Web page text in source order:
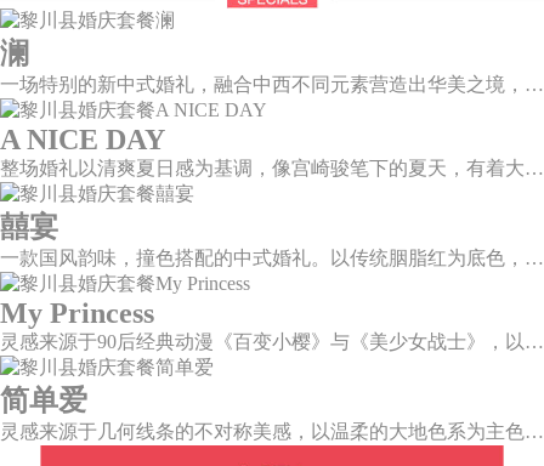
澜
一场特别的新中式婚礼，融合中西不同元素营造出华美之境，有庄严浪漫的西式证婚，也有含蓄深情的中式感恩，从古典到现代，从前世到今生，爱，隽永铭刻。
A NICE DAY
整场婚礼以清爽夏日感为基调，像宫崎骏笔下的夏天，有着大朵大朵像棉花糖似的白云，有蔚蓝蔚蓝的天空和青绿青绿的草地，有着童话世界里干净纯洁的美好，有着日系画风下的治愈感。
囍宴
一款国风韵味，撞色搭配的中式婚礼。以传统胭脂红为底色，黛蓝色花鸟点缀其中，热情的红色和低调的古风书画色相辅相成。
My Princess
灵感来源于90后经典动漫《百变小樱》与《美少女战士》，以柔美梦幻的马卡龙色系为主色调，融合精灵萌宠与星星魔法阵等元素，为遗落凡间的公主搭建一个召唤王子的舞台。
简单爱
灵感来源于几何线条的不对称美感，以温柔的大地色系为主色调，空间上，利用几何线条进行完美切割，配以柔和色系的花艺点缀，构造了一个温馨柔和、清新复古的空间。